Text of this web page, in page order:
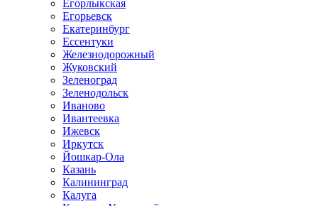
Егорлыкская
Егорьевск
Екатеринбург
Ессентуки
Железнодорожный
Жуковский
Зеленоград
Зеленодольск
Иваново
Ивантеевка
Ижевск
Иркутск
Йошкар-Ола
Казань
Калининград
Калуга